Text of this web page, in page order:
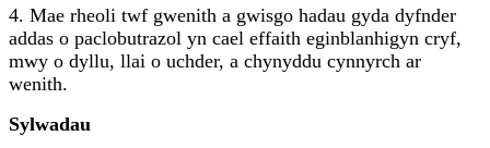
4. Mae rheoli twf gwenith a gwisgo hadau gyda dyfnder
addas o paclobutrazol yn cael effaith eginblanhigyn cryf,
mwy o dyllu, llai o uchder, a chynyddu cynnyrch ar
wenith.
Sylwadau